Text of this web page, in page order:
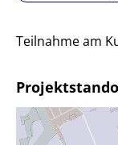
Teilnahme am